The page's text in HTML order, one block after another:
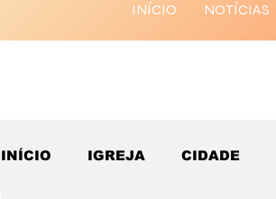
INÍCIO NOTÍCIAS
INÍCIO IGREJA CIDADE